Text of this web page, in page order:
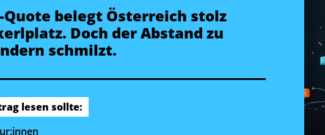
Quote belegt Österreich stolz
Doch der Abstand zu
schmilzt.
lesen sollte: